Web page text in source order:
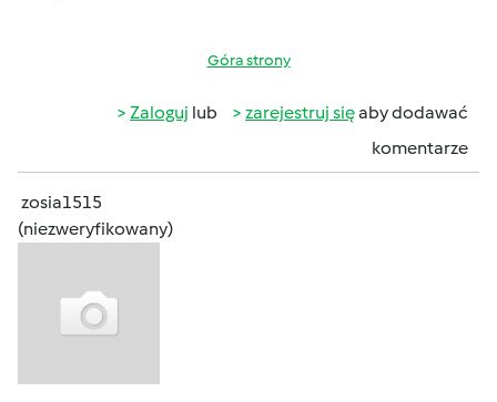
Góra strony
Zaloguj lub zarejestruj sięaby dodawać
komentarze
zosia1515
(niezweryfikowany)